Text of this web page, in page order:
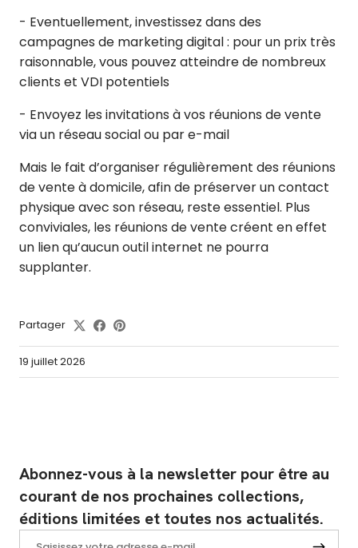
- Eventuellement, investissez dans des
campagnes de marketing digital : pour un prix très
raisonnable, vous pouvez atteindre de nombreux
clients et VDI potentiels
- Envoyez les invitations à vos réunions de vente
via un réseau social ou par e-mail
Mais le fait d’organiser régulièrement des réunions
de vente à domicile, afin de préserver un contact
physique avec son réseau, reste essentiel. Plus
conviviales, les réunions de vente créent en effet
un lien qu’aucun outil internet ne pourra
supplanter.
Partager
19 juillet 2026
Abonnez-vous à la newsletter pour être au
courant de nos prochaines collections,
éditions limitées et toutes nos actualités.